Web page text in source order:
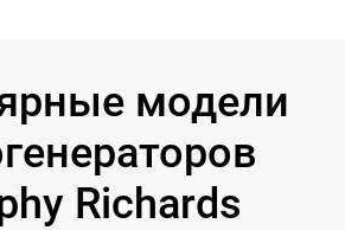
модели
Richards